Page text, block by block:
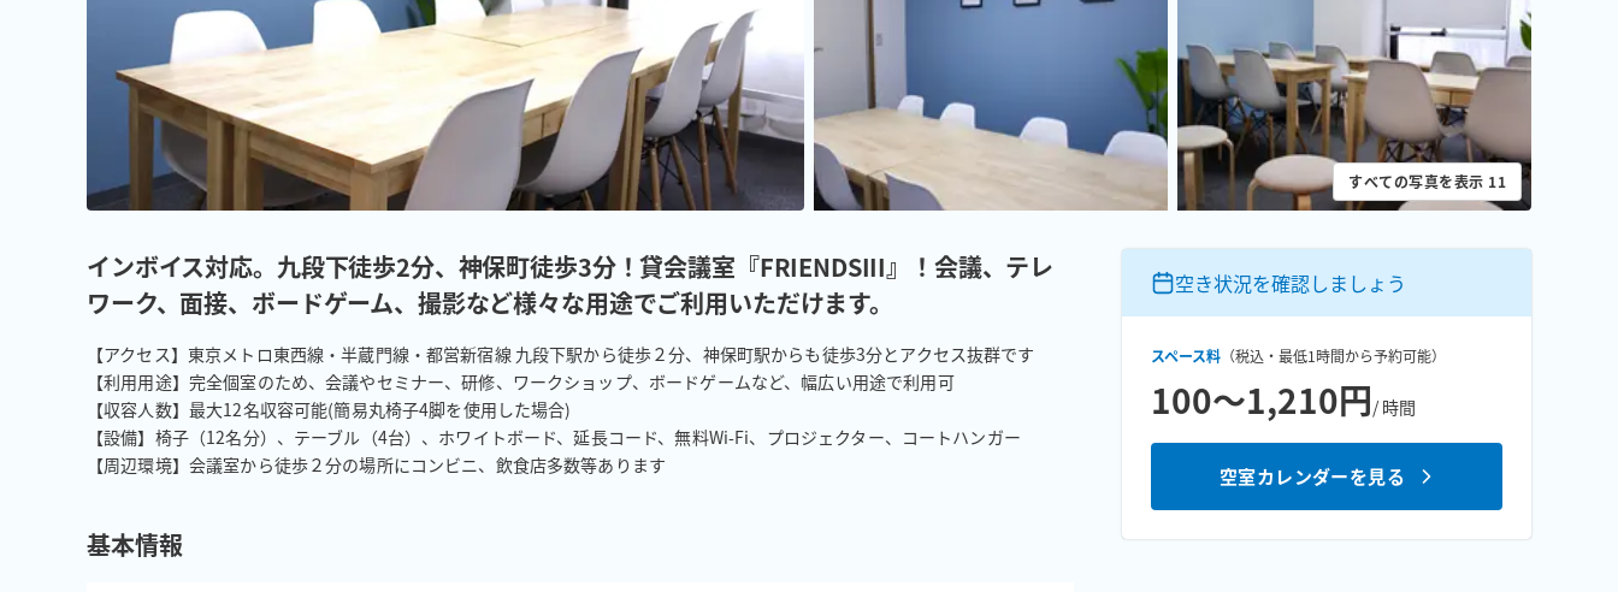
すべての写真を表示 11
インボイス対応。九段下徒歩2分、神保町徒歩3分！貸会議室『FRIENDSIII』！会議、テレ
ワーク、面接、ボードゲーム、撮影など様々な用途でご利用いただけます。
【アクセス】東京メトロ東西線・半蔵門線・都営新宿線 九段下駅から徒歩２分、神保町駅からも徒歩3分とアクセス抜群です
【利用用途】完全個室のため、会議やセミナー、研修、ワークショップ、ボードゲームなど、幅広い用途で利用可
【収容人数】最大12名収容可能(簡易丸椅子4脚を使用した場合)
【設備】椅子（12名分）、テーブル（4台）、ホワイトボード、延長コード、無料Wi-Fi、プロジェクター、コートハンガー
【周辺環境】会議室から徒歩２分の場所にコンビニ、飲食店多数等あります
基本情報
空き状況を確認しましょう
スペース料 （税込・最低1時間から予約可能）
100〜1,210円/ 時間
空室カレンダーを見る